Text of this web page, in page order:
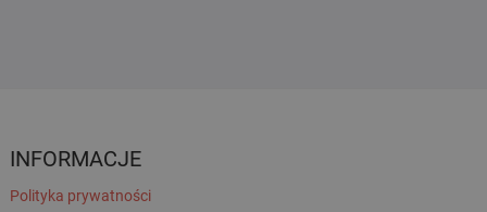
INFORMACJE
Polityka prywatności